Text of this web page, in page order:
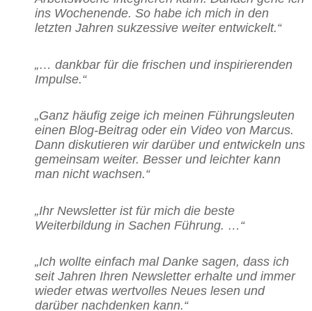
ins Wochenende. So habe ich mich in den
letzten Jahren sukzessive weiter entwickelt.“
„… dankbar für die frischen und inspirierenden
Impulse.“
„Ganz häufig zeige ich meinen Führungsleuten
einen Blog-Beitrag oder ein Video von Marcus.
Dann diskutieren wir darüber und entwickeln uns
gemeinsam weiter. Besser und leichter kann
man nicht wachsen.“
„Ihr Newsletter ist für mich die beste
Weiterbildung in Sachen Führung. …“
„Ich wollte einfach mal Danke sagen, dass ich
seit Jahren Ihren Newsletter erhalte und immer
wieder etwas wertvolles Neues lesen und
darüber nachdenken kann.“